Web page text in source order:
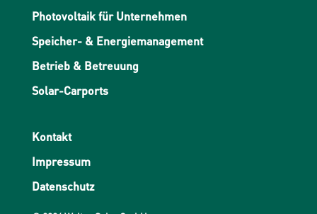
Photovoltaik für Unternehmen
Speicher- & Energiemanagement
Betrieb & Betreuung
Solar-Carports
Kontakt
Impressum
Datenschutz